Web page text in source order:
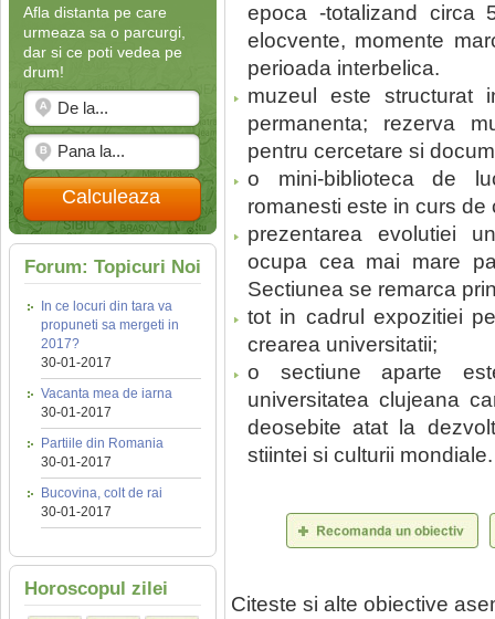
Afla distanta pe care
urmeaza sa o parcurgi,
dar si ce poti vedea pe
drum!
Calculeaza
Forum: Topicuri Noi
In ce locuri din tara va
propuneti sa mergeti in
2017?
30-01-2017
Vacanta mea de iarna
30-01-2017
Partiile din Romania
30-01-2017
Bucovina, colt de rai
30-01-2017
Horoscopul zilei
epoca -totalizand circa
elocvente, momente
perioada interbelica.
muzeul este structurat
permanenta; rezerva
pentru cercetare si
o mini-biblioteca de
romanesti este in curs de
prezentarea evolutiei
ocupa cea mai mare
Sectiunea se remarca
tot in cadrul expozitiei
crearea universitatii;
o sectiune aparte
universitatea clujeana
deosebite atat la
stiintei si culturii mondiale.
Citeste si alte obiective